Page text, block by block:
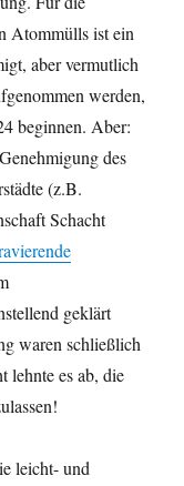
Atommülls ist ein
aber vermutlich
werden,
beginnen. Aber:
des
(z.B.
Schacht
geklärt
waren schließlich
lehnte es ab, die
leicht- und